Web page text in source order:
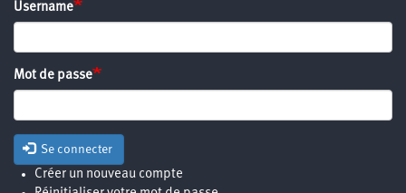
Username
Mot de passe
Se connecter
Créer un nouveau compte